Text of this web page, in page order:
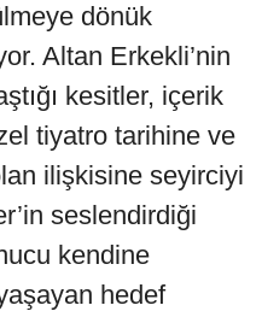
dönük
Altan Erkekli’nin
kesitler, içerik
tiyatro tarihine ve
ilişkisine seyirciyi
seslendirdiği
kendine
hedef